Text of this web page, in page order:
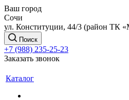
Ваш город
Сочи
ул. Конституции, 44/3 (район ТК
Поиск
+7 (988) 235-25-23
Заказать звонок
Каталог